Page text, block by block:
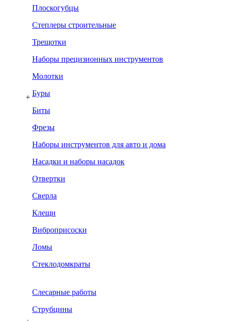
+
Плоскогубцы
Степлеры строительные
Трещотки
Наборы прецизионных инструментов
Молотки
Буры
Биты
Фрезы
Наборы инструментов для авто и дома
Насадки и наборы насадок
Отвертки
Сверла
Клещи
Виброприсоски
Ломы
Стеклодомкраты
Слесарные работы
Струбцины